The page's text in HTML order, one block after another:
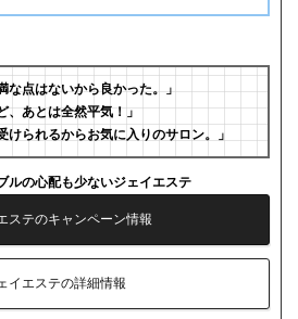
な点はないから良かった。」
、あとは全然平気！」
けられるからお気に入りのサロン。」
ルの心配も少ないジェイエステ
ステのキャンペーン情報
イエステの詳細情報